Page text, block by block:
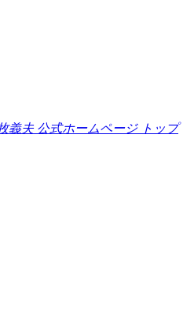
義夫 公式ホームページ トップ